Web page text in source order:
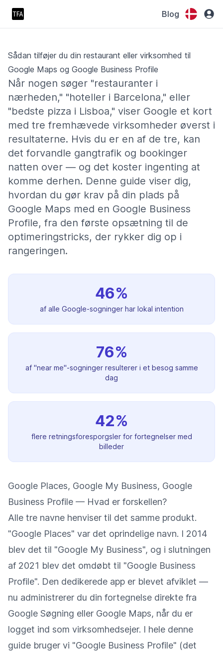
Blog
Sådan tilføjer du din restaurant eller virksomhed til
Google Maps og Google Business Profile
Når nogen søger "restauranter i
nærheden," "hoteller i Barcelona," eller
"bedste pizza i Lisboa," viser Google et kort
med tre fremhævede virksomheder øverst i
resultaterne. Hvis du er en af de tre, kan
det forvandle gangtrafik og bookinger
natten over — og det koster ingenting at
komme derhen. Denne guide viser dig,
hvordan du gør krav på din plads på
Google Maps med en Google Business
Profile, fra den første opsætning til de
optimeringstricks, der rykker dig op i
rangeringen.
46%
af alle Google-sogninger har lokal intention
76%
af "near me"-sogninger resulterer i et besog samme
dag
42%
flere retningsforesporgsler for fortegnelser med
billeder
Google Places, Google My Business, Google
Business Profile — Hvad er forskellen?
Alle tre navne henviser til det samme produkt.
"Google Places" var det oprindelige navn. I 2014
blev det til "Google My Business", og i slutningen
af 2021 blev det omdøbt til "Google Business
Profile". Den dedikerede app er blevet afviklet —
nu administrerer du din fortegnelse direkte fra
Google Søgning eller Google Maps, når du er
logget ind som virksomhedsejer. I hele denne
guide bruger vi "Google Business Profile" (det